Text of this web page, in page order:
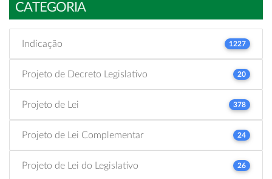
CATEGORIA
Indicação 1227
Projeto de Decreto Legislativo 20
Projeto de Lei 378
Projeto de Lei Complementar 24
Projeto de Lei do Legislativo 26